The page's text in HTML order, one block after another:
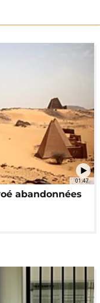
01:47
abandonnées